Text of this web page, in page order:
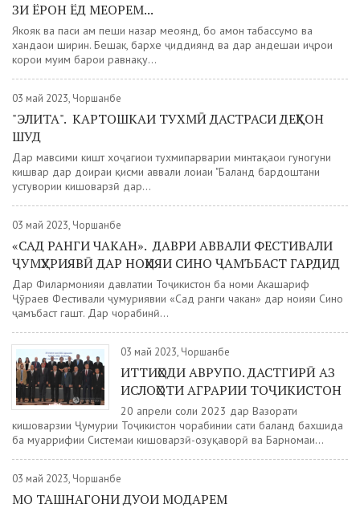
ЗИ ЁРОН ЁД МЕОРЕМ...
Якояк ва паси ҳам пеши назар меоянд, бо ҳамон табассумҳо ва
хандаҳои ширин. Бешак, бархе ҷиддиянд ва дар андешаи иҷрои
корҳои муҳим барои равнақу...
03 май 2023, Чоршанбе
"ЭЛИТА". КАРТОШКАИ ТУХМӢ ДАСТРАСИ ДЕҲҚОН
ШУД
Дар мавсими кишт хоҷагиҳои тухмипарварии минтақаҳои гуногуни
кишвар дар доираи қисми аввали лоиҳаи "Баланд бардоштани
устувории кишоварзӣ дар...
03 май 2023, Чоршанбе
«САД РАНГИ ЧАКАН». ДАВРИ АВВАЛИ ФЕСТИВАЛИ
ҶУМҲУРИЯВӢ ДАР НОҲИЯИ СИНО ҶАМЪБАСТ ГАРДИД
Дар Филармонияи давлатии Тоҷикистон ба номи Акашариф
Ҷӯраев Фестивали ҷумҳуриявии «Сад ранги чакан» дар ноҳияи Сино
ҷамъбаст гашт. Дар чорабинӣ...
03 май 2023, Чоршанбе
ИТТИҲОДИ АВРУПО. ДАСТГИРӢ АЗ
ИСЛОҲОТИ АГРАРИИ ТОҶИКИСТОН
20 апрели соли 2023 дар Вазорати
кишоварзии Ҷумҳурии Тоҷикистон чорабинии сатҳи баланд бахшида
ба муаррифии Системаи кишоварзӣ-озуқаворӣ ва Барномаи...
03 май 2023, Чоршанбе
МО ТАШНАГОНИ ДУОИ МОДАРЕМ